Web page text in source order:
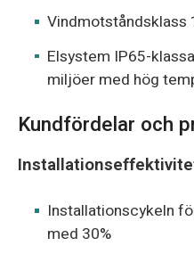
Vindmotståndsklass
Elsystem IP65-
miljöer med hög
Kundfördelar och
Installationscykeln
med 30%